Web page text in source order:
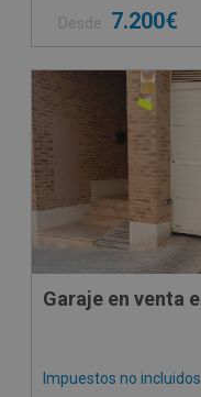
Desde 7.200€
Impuestos no incluidos